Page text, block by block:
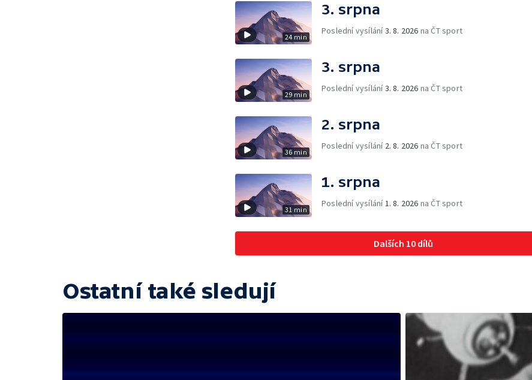
24 min
3. srpna
Poslední vysílání3. 8. 2026 na ČT sport
29 min
3. srpna
Poslední vysílání3. 8. 2026 na ČT sport
36 min
2. srpna
Poslední vysílání 2. 8. 2026 na ČT sport
31 min
1. srpna
Poslední vysílání 1. 8. 2026 na ČT sport
Dalších 10 dílů
Ostatní také sledují